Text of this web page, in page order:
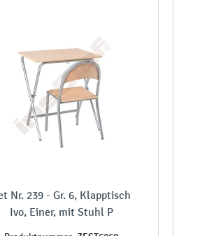
Nr. 239 - Gr. 6, Klapptisch
Ivo, Einer, mit Stuhl P